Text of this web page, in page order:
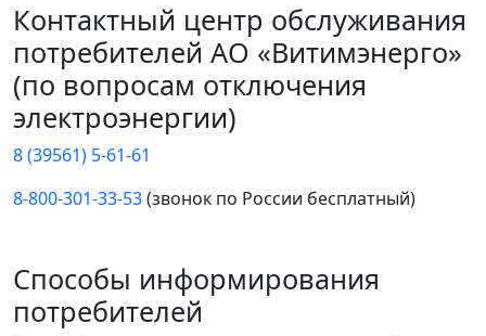
Контактный центр обслуживания
потребителей АО «Витимэнерго»
(по вопросам отключения
электроэнергии)
8 (39561) 5-61-61
8-800-301-33-53(звонок по России бесплатный)
Способы информирования
потребителей